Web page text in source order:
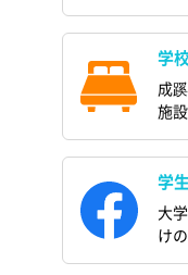
学
成
施
学
大
け